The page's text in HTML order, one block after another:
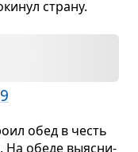
страну.
обед в честь
На обеде выяс­ни­